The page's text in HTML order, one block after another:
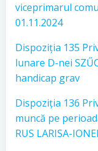
viceprimarul
01.11.2024
Dispoziția 135
lunare D-nei
handicap grav
Dispoziția 136
muncă pe
RUS LARISA-